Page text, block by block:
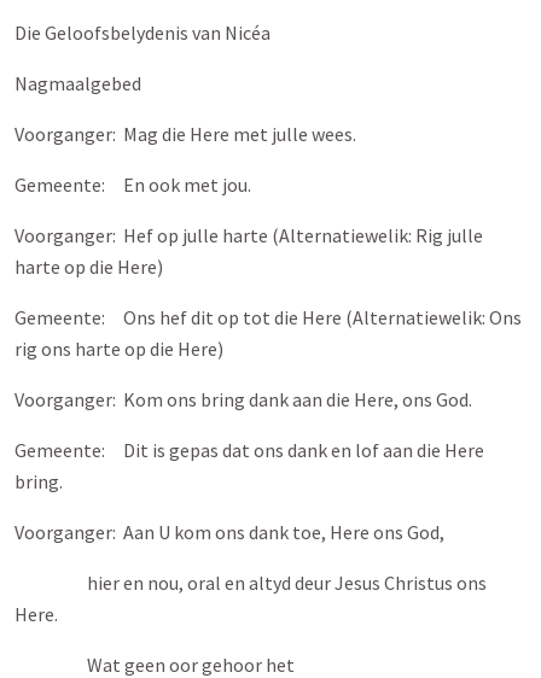
Die Geloofsbelydenis van Nicéa
Nagmaalgebed
Voorganger: Mag die Here met julle wees.
Gemeente: En ook met jou.
Voorganger: Hef op julle harte (Alternatiewelik: Rig julle
harte op die Here)
Gemeente: Ons hef dit op tot die Here (Alternatiewelik: Ons
rig ons harte op die Here)
Voorganger: Kom ons bring dank aan die Here, ons God.
Gemeente: Dit is gepas dat ons dank en lof aan die Here
bring.
Voorganger: Aan U kom ons dank toe, Here ons God,
hier en nou, oral en altyd deur Jesus Christus ons
Here.
Wat geen oor gehoor het